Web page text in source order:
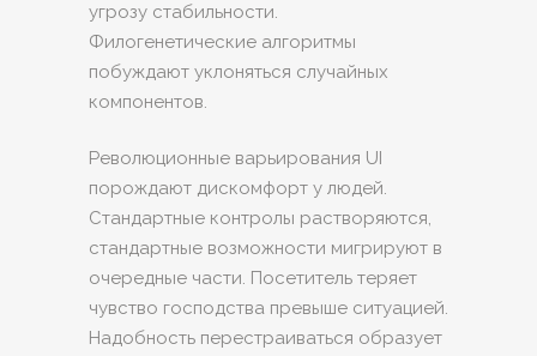
угрозу стабильности.
Филогенетические алгоритмы
побуждают уклоняться случайных
компонентов.
Революционные варьирования UI
порождают дискомфорт у людей.
Стандартные контролы растворяются,
стандартные возможности мигрируют в
очередные части. Посетитель теряет
чувство господства превыше ситуацией.
Надобность перестраиваться образует